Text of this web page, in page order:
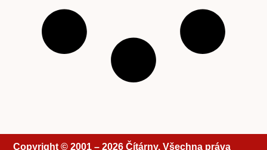
Copyright © 2001 – 2026 Čítárny. Všechna práva